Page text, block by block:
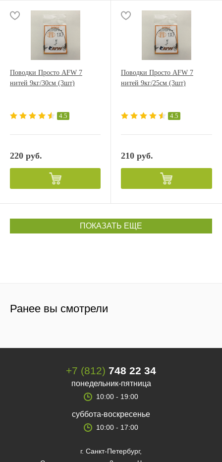
Поводки Просто AFW 7
нитей 9кг/30см (3шт)
4.5
220 руб.
Поводки Просто AFW 7
нитей 9кг/25см (3шт)
4.5
210 руб.
ПОКАЗАТЬ ЕЩЕ
Ранее вы смотрели
+7 (812) 748 22 34
понедельник-пятница
10:00 - 19:00
суббота-воскресенье
10:00 - 17:00
г. Санкт-Петербург,